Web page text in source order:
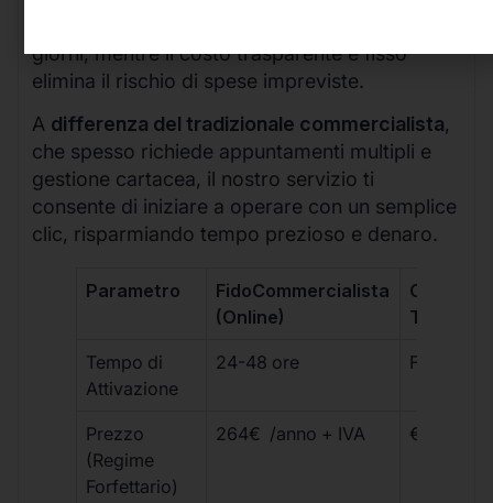
giorni, mentre il costo trasparente e fisso
elimina il rischio di spese impreviste.
A differenza del tradizionale commercialista,
che spesso richiede appuntamenti multipli e
gestione cartacea, il nostro servizio ti
consente di iniziare a operare con un semplice
clic, risparmiando tempo prezioso e denaro.
Parametro
FidoCommercialista
(Online)
Tempo di
Attivazione
24-48 ore Fino a 30
Prezzo
(Regime
Forfettario)
264€ /anno + IVA €500 –